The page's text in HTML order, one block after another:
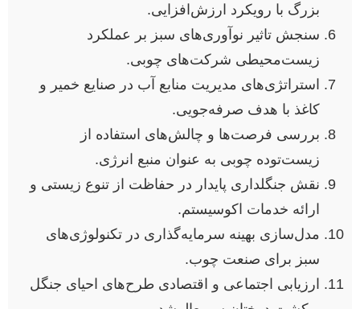
بزرگ با رویکرد ارزش‌افزایی.
سنجش تاثیر نوآوری‌های سبز بر عملکرد
زیست‌محیطی شرکت‌های چوبی.
استراتژی‌های مدیریت منابع آب در صنایع خمیر و
کاغذ با هدف صرفه‌جویی.
بررسی فرصت‌ها و چالش‌های استفاده از
زیست‌توده چوبی به عنوان منبع انرژی.
نقش جنگلداری پایدار در حفاظت از تنوع زیستی و
ارائه خدمات اکوسیستم.
مدل‌سازی بهینه سرمایه‌گذاری در تکنولوژی‌های
سبز برای صنعت چوب.
ارزیابی اجتماعی و اقتصادی طرح‌های احیای جنگل